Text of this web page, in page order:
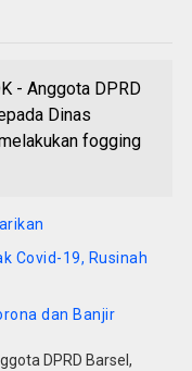
- Anggota DPRD
Dinas
fogging
Covid-19, Rusinah
dan Banjir
DPRD Barsel,